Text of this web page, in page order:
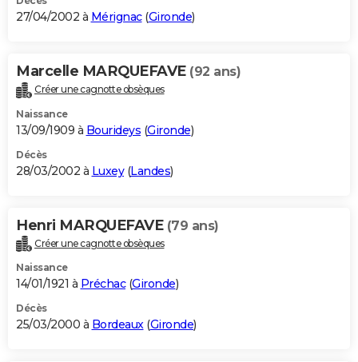
27/04/2002 à Mérignac(Gironde)
Marcelle MARQUEFAVE (92 ans)
Créer une cagnotte obsèques
Naissance
13/09/1909 à Bourideys (Gironde)
Décès
28/03/2002 à Luxey(Landes)
Henri MARQUEFAVE (79 ans)
Créer une cagnotte obsèques
Naissance
14/01/1921 à Préchac(Gironde)
Décès
25/03/2000 à Bordeaux(Gironde)